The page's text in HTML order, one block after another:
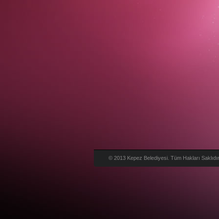
© 2013 Kepez Belediyesi. Tüm Hakları